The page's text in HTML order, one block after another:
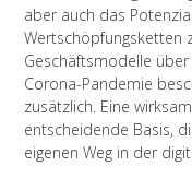
aber auch das
Wertschöpfungsketten
Geschäftsmodelle
Corona-Pandemie
zusätzlich. Eine
entscheidende Basis,
eigenen Weg in der